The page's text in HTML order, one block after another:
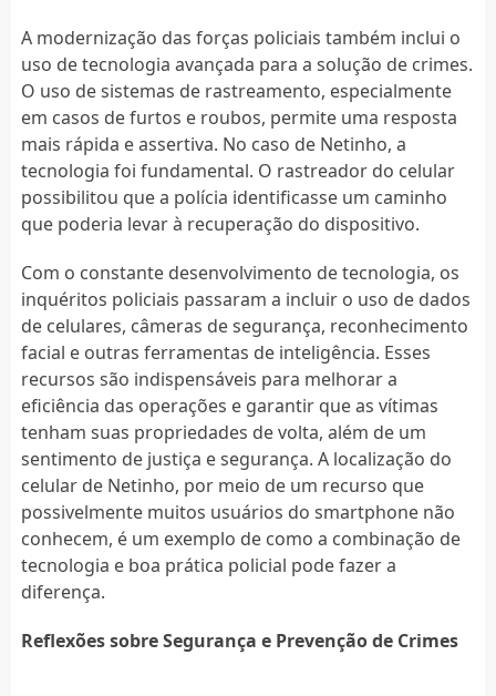
A modernização das forças policiais também inclui o
uso de tecnologia avançada para a solução de crimes.
O uso de sistemas de rastreamento, especialmente
em casos de furtos e roubos, permite uma resposta
mais rápida e assertiva. No caso de Netinho, a
tecnologia foi fundamental. O rastreador do celular
possibilitou que a polícia identificasse um caminho
que poderia levar à recuperação do dispositivo.
Com o constante desenvolvimento de tecnologia, os
inquéritos policiais passaram a incluir o uso de dados
de celulares, câmeras de segurança, reconhecimento
facial e outras ferramentas de inteligência. Esses
recursos são indispensáveis para melhorar a
eficiência das operações e garantir que as vítimas
tenham suas propriedades de volta, além de um
sentimento de justiça e segurança. A localização do
celular de Netinho, por meio de um recurso que
possivelmente muitos usuários do smartphone não
conhecem, é um exemplo de como a combinação de
tecnologia e boa prática policial pode fazer a
diferença.
Reflexões sobre Segurança e Prevenção de Crimes